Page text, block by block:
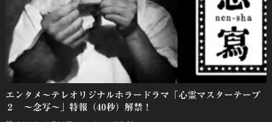
エンタメ～テレオリジナルホラードラマ「心霊マスターテープ
２ ～念写～」特報（40秒）解禁！